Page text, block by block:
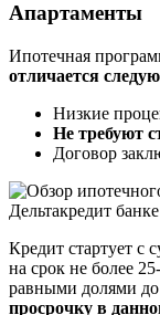
Апартаменты
Ипотечная
отличается
Низкие
Не требуют
Договор
Кредит стартует с
на срок не более
равными долями до
просрочку в